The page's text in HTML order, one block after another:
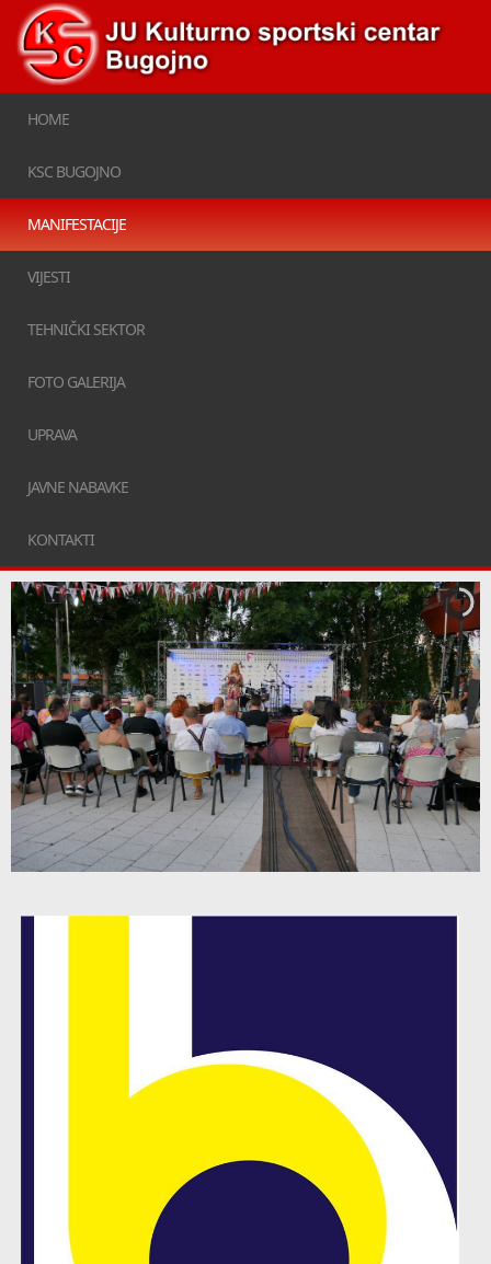
HOME
KSC BUGOJNO
MANIFESTACIJE
VIJESTI
TEHNIČKI SEKTOR
FOTO GALERIJA
UPRAVA
JAVNE NABAVKE
KONTAKTI